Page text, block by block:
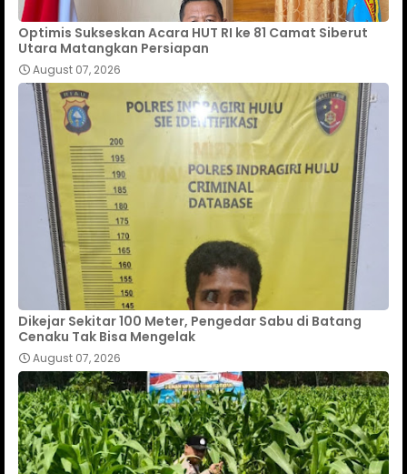
Optimis Sukseskan Acara HUT RI ke 81 Camat Siberut
Utara Matangkan Persiapan
August 07, 2026
Dikejar Sekitar 100 Meter, Pengedar Sabu di Batang
Cenaku Tak Bisa Mengelak
August 07, 2026